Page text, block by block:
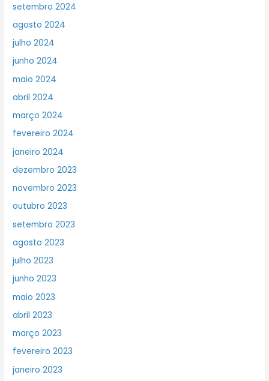
setembro 2024
agosto 2024
julho 2024
junho 2024
maio 2024
abril 2024
março 2024
fevereiro 2024
janeiro 2024
dezembro 2023
novembro 2023
outubro 2023
setembro 2023
agosto 2023
julho 2023
junho 2023
maio 2023
abril 2023
março 2023
fevereiro 2023
janeiro 2023